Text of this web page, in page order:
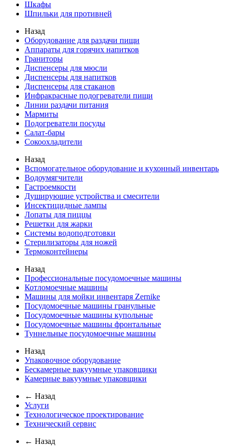
Шкафы
Шпильки для противней
Назад
Оборудование для раздачи пищи
Аппараты для горячих напитков
Граниторы
Диспенсеры для мюсли
Диспенсеры для напитков
Диспенсеры для стаканов
Инфракрасные подогреватели пищи
Линии раздачи питания
Мармиты
Подогреватели посуды
Салат-бары
Сокоохладители
Назад
Вспомогательное оборудование и кухонный инвентарь
Водоумягчители
Гастроемкости
Душирующие устройства и смесители
Инсектицидные лампы
Лопаты для пиццы
Решетки для жарки
Системы водоподготовки
Стерилизаторы для ножей
Термоконтейнеры
Назад
Профессиональные посудомоечные машины
Котломоечные машины
Машины для мойки инвентаря Zernike
Посудомоечные машины гранульные
Посудомоечные машины купольные
Посудомоечные машины фронтальные
Туннельные посудомоечные машины
Назад
Упаковочное оборудование
Бескамерные вакуумные упаковщики
Камерные вакуумные упаковщики
← Назад
Услуги
Технологическое проектирование
Технический сервис
← Назад